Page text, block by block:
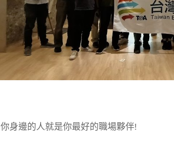
你身邊的人就是你最好的職場夥伴!